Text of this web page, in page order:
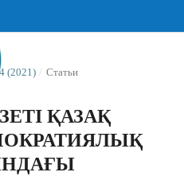
(2021) / Статьи
ҚАЗАҚ